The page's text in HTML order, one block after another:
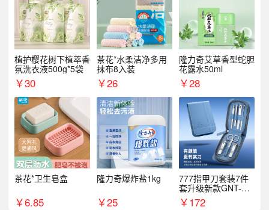
植护樱花树下植萃香
氛洗衣液500g*5袋
￥30
茶花*水柔洁净多用
抹布8入装
￥26
隆力奇艾草香型蛇胆
花露水50ml
￥28
茶花*卫生皂盒
￥6.85
隆力奇爆炸盐1kg
￥25
777指甲刀套装7件
套升级新款GNT-PM
072
￥172